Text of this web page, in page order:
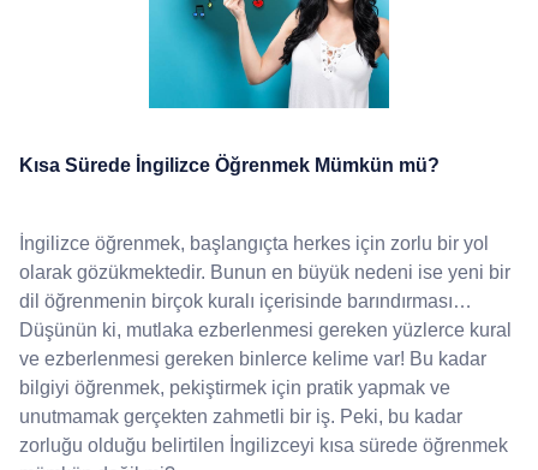
Kısa Sürede İngilizce Öğrenmek Mümkün mü?
İngilizce öğrenmek, başlangıçta herkes için zorlu bir yol
olarak gözükmektedir. Bunun en büyük nedeni ise yeni bir
dil öğrenmenin birçok kuralı içerisinde barındırması…
Düşünün ki, mutlaka ezberlenmesi gereken yüzlerce kural
ve ezberlenmesi gereken binlerce kelime var! Bu kadar
bilgiyi öğrenmek, pekiştirmek için pratik yapmak ve
unutmamak gerçekten zahmetli bir iş. Peki, bu kadar
zorluğu olduğu belirtilen İngilizceyi kısa sürede öğrenmek